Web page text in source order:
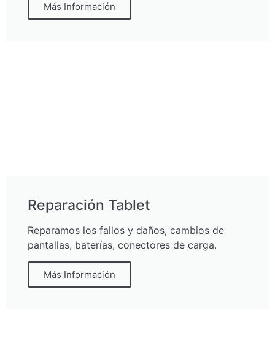
Más Información
Reparación Tablet
Reparamos los fallos y daños, cambios de
pantallas, baterías, conectores de carga.
Más Información